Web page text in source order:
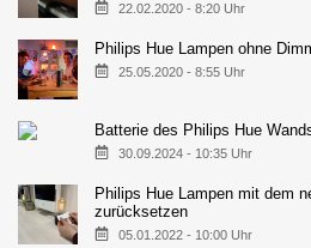
22.02.2020 - 8:20 Uhr
Philips Hue Lampen ohne
25.05.2020 - 8:55 Uhr
Batterie des Philips Hue
30.09.2024 - 10:35 Uhr
Philips Hue Lampen mit dem
zurücksetzen
05.01.2022 - 10:00 Uhr